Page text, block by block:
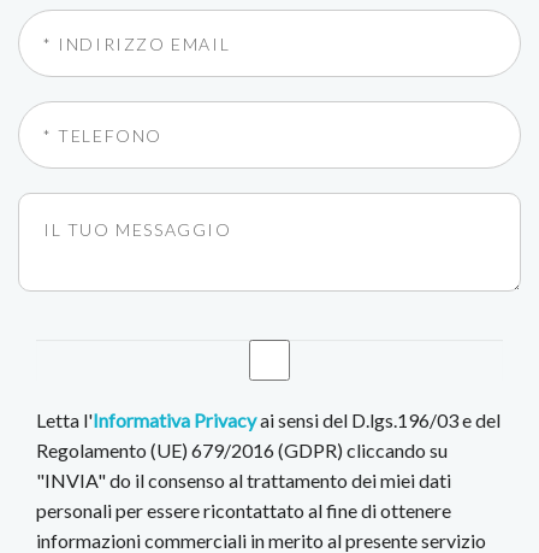
Letta l'Informativa Privacyai sensi del D.lgs.196/03 e del
Regolamento (UE) 679/2016 (GDPR) cliccando su
"INVIA" do il consenso al trattamento dei miei dati
personali per essere ricontattato al fine di ottenere
informazioni commerciali in merito al presente servizio